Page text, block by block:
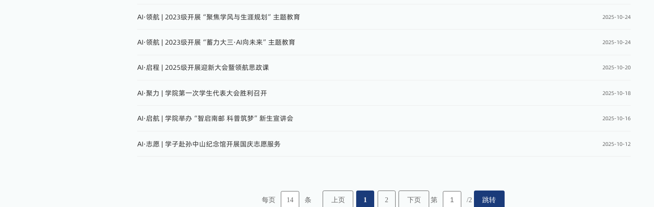
AI·领航 | 2023级开展“聚焦学风与生涯规划”主题教育 2025-10-24
AI·领航 | 2023级开展“蓄力大三·AI向未来”主题教育 2025-10-24
AI·启程 | 2025级开展迎新大会暨领航思政课 2025-10-20
AI·聚力 | 学院第一次学生代表大会胜利召开 2025-10-18
AI·启航 | 学院举办“智启南邮 科普筑梦”新生宣讲会 2025-10-16
AI·志愿 | 学子赴孙中山纪念馆开展国庆志愿服务 2025-10-12
每页 14 条 上页 1 2 下页 第 /2 跳转